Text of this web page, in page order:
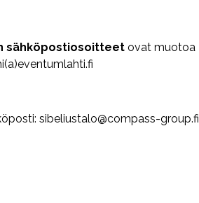
sähköpostiosoitteet ovat muotoa
sibeliustalo@compass-group.fi